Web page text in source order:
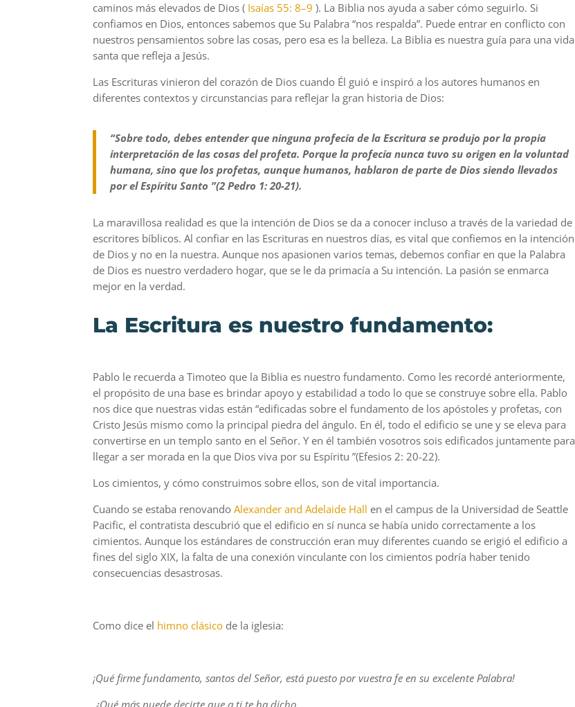
caminos más elevados de Dios ( Isaías 55: 8–9 ). La Biblia nos ayuda a saber cómo seguirlo. Si
confiamos en Dios, entonces sabemos que Su Palabra “nos respalda”. Puede entrar en conflicto con
nuestros pensamientos sobre las cosas, pero esa es la belleza. La Biblia es nuestra guía para una vida
santa que refleja a Jesús.
Las Escrituras vinieron del corazón de Dios cuando Él guió e inspiró a los autores humanos en
diferentes contextos y circunstancias para reflejar la gran historia de Dios:
“Sobre todo, debes entender que ninguna profecía de la Escritura se produjo por la propia
interpretación de las cosas del profeta. Porque la profecía nunca tuvo su origen en la voluntad
humana, sino que los profetas, aunque humanos, hablaron de parte de Dios siendo llevados
por el Espíritu Santo ”(2 Pedro 1: 20-21).
La maravillosa realidad es que la intención de Dios se da a conocer incluso a través de la variedad de
escritores bíblicos. Al confiar en las Escrituras en nuestros días, es vital que confiemos en la intención
de Dios y no en la nuestra. Aunque nos apasionen varios temas, debemos confiar en que la Palabra
de Dios es nuestro verdadero hogar, que se le da primacía a Su intención. La pasión se enmarca
mejor en la verdad.
La Escritura es nuestro fundamento:
Pablo le recuerda a Timoteo que la Biblia es nuestro fundamento. Como les recordé anteriormente,
el propósito de una base es brindar apoyo y estabilidad a todo lo que se construye sobre ella. Pablo
nos dice que nuestras vidas están “edificadas sobre el fundamento de los apóstoles y profetas, con
Cristo Jesús mismo como la principal piedra del ángulo. En él, todo el edificio se une y se eleva para
convertirse en un templo santo en el Señor. Y en él también vosotros sois edificados juntamente para
llegar a ser morada en la que Dios viva por su Espíritu ”(Efesios 2: 20-22).
Los cimientos, y cómo construimos sobre ellos, son de vital importancia.
Cuando se estaba renovandoAlexander and Adelaide Hall en el campus de la Universidad de Seattle
Pacific, el contratista descubrió que el edificio en sí nunca se había unido correctamente a los
cimientos. Aunque los estándares de construcción eran muy diferentes cuando se erigió el edificio a
fines del siglo XIX, la falta de una conexión vinculante con los cimientos podría haber tenido
consecuencias desastrosas.
Como dice el himno clásico de la iglesia:
¡Qué firme fundamento, santos del Señor, está puesto por vuestra fe en su excelente Palabra!
¿Qué más puede decirte que a ti te ha dicho,